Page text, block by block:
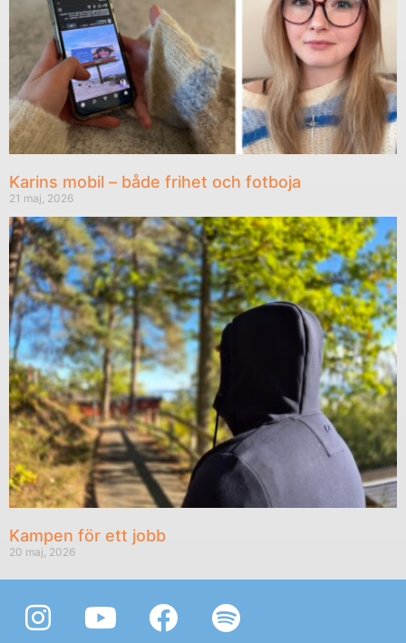
Karins mobil – både frihet och fotboja
21 maj, 2026
Kampen för ett jobb
20 maj, 2026